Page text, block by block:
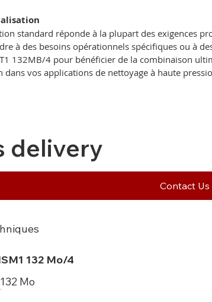
standard réponde à la plupart des exigences
à des besoins opérationnels spécifiques ou à
132MB/4 pour bénéficier de la combinaison
vos applications de nettoyage à haute
delivery
Contact Us
132 Mo/4
132 Mo